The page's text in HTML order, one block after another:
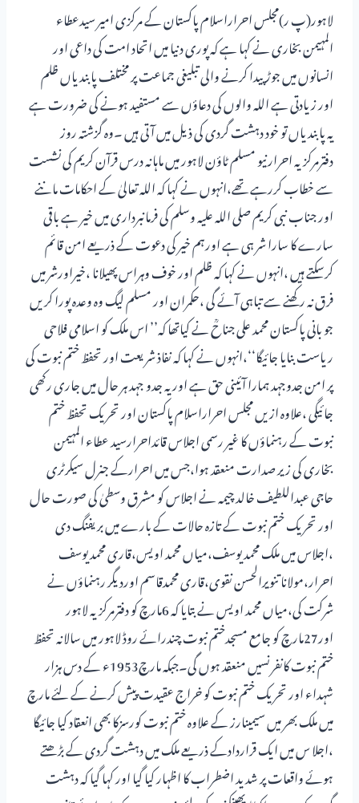
لاہور(پ ر)مجلس احراراسلام پاکستان کے مرکزی امیر سیدعطاء
المہیمن بخاری نے کہا ہے کہ پوری دنیا میں اتحاد امت کی داعی اور
انسانوں میں جوڑ پیدا کرنے والی تبلیغی جماعت پر مختلف پابندیاں ظلم
اور زیادتی ہے اللہ والوں کی دعاؤں سے مستفید ہونے کی ضرورت ہے
یہ پابندیاں تو خود دہشت گردی کی ذیل میں آتی ہیں ۔وہ گزشتہ روز
دفترمرکزیہ احرارنیو مسلم ٹاؤن لاہور میں ماہانہ درس قرآن کریم کی نشست
سے خطاب کررہے تھے،انہوں نے کہا کہ اللہ تعالیٰ کے احکامات ماننے
اور جناب نبی کریم صلی اللہ علیہ وسلم کی فرمانبرداری میں خیر ہے باقی
سارے کا سارا شر ہی ہے اورہم خیر کی دعوت کے ذریعے امن قائم
کرسکتے ہیں ،انہوں نے کہا کہ ظلم اور خوف وہراس پھیلانا ،خیراورشر میں
فرق نہ رکھنے سے تباہی آئے گی ،حکمران اور مسلم لیگ وہ وعدہ پورا کریں
جو بانی پاکستان محمد علی جناحؒ نے کیاتھا کہ’’ اس ملک کو اسلامی فلاحی
ریاست بنایا جائیگا‘‘،انہوں نے کہا کہ نفاذ شریعت اور تحفظ ختم نبوت کی
پر امن جدوجہد ہمارا آئینی حق ہے اور یہ جدو جہد ہر حال میں جاری رکھی
جائیگی ،علاوہ ازیں مجلس احراراسلام پاکستان اور تحریک تحفظ ختم
نبوت کے رہنماؤں کا غیر رسمی اجلاس قائداحرارسید عطاء المہیمن
بخاری کی زیر صدارت منعقد ہوا،جس میں احرارکے جنرل سیکرٹری
حاجی عبداللطیف خالد چیمہ نے اجلاس کو مشرق وسطیٰ کی صورت حال
اور تحریک ختم نبوت کے تازہ حالات کے بارے میں بریفنگ دی
،اجلاس میں ملک محمد یوسف،میاں محمد اویس،قاری محمد یوسف
احرار،مولانا تنویرالحسن نقوی،قاری محمدقاسم اوردیگر رہنماؤں نے
شرکت کی،میاں محمد اویس نے بتایا کہ 6مارچ کو دفترمرکزیہ لاہور
اور27مارچ کو جامع مسجدختم نبوت چندرائے روڈ لاہور میں سالانہ تحفظ
ختم نبوت کانفرنسیں منعقد ہوں گی۔جبکہ مارچ1953ء کے دس ہزار
شہداء اور تحریک ختم نبوت کو خراج عقیدت پیش کرنے کے لئے مارچ
میں ملک بھر میں سیمینارز کے علاوہ ختم نبوت کورسزکا بھی انعقاد کیا جائیگا
،اجلا س میں ایک قراردادکے ذریعے ملک میں دہشت گردی کے بڑھتے
ہوئے واقعات پر شدید اضطراب کا اظہار کیا گیا اور کہا گیا کہ دہشت